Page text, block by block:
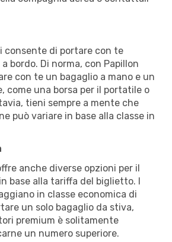
consente di portare con te
bordo. Di norma, con Papillon
con te un bagaglio a mano e un
come una borsa per il portatile o
tieni sempre a mente che
può variare in base alla classe in
anche diverse opzioni per il
base alla tariffa del biglietto. I
in classe economica di
un solo bagaglio da stiva,
premium è solitamente
un numero superiore.